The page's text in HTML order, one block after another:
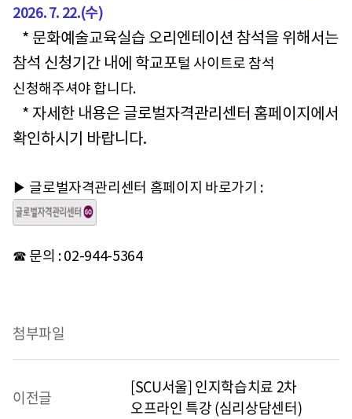
2026. 7. 22.(수)
* 문화예술교육실습 오리엔테이션 참석을 위해서는
참석 신청기간 내에 학교포털 사이트로 참석
신청해주셔야 합니다.
* 자세한 내용은 글로벌자격관리센터 홈페이지에서
확인하시기 바랍니다.
▶ 글로벌자격관리센터 홈페이지 바로가기 :
☎ 문의 : 02-944-5364
첨부파일
이전글
[SCU서울] 인지학습치료 2차
오프라인 특강 (심리상담센터)